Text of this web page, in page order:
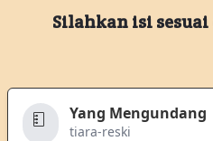
Silahkan isi
Yang Mengundang
tiara-reski